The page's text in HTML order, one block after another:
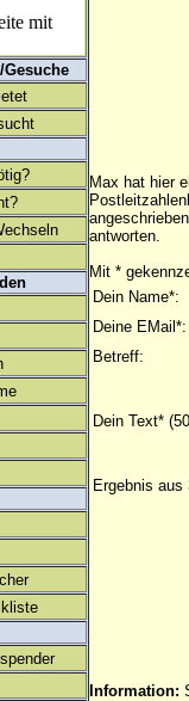
mit
Gesuche
Max hat hier
antworten.
Mit *
Dein Name*:
Deine EMail*:
Betreff:
Dein Text*
Ergebnis aus
Information: